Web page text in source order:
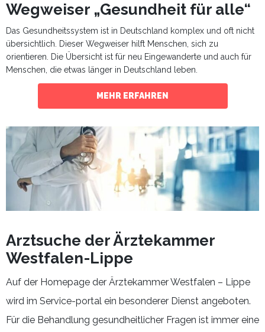
Wegweiser „Gesundheit für alle“
Das Gesundheitssystem ist in Deutschland komplex und oft nicht
übersichtlich. Dieser Wegweiser hilft Menschen, sich zu
orientieren. Die Übersicht ist für neu Eingewanderte und auch für
Menschen, die etwas länger in Deutschland leben.
MEHR ERFAHREN
Arztsuche der Ärztekammer
Westfalen-Lippe
Auf der Homepage der Ärztekammer Westfalen – Lippe
wird im Service-portal ein besonderer Dienst angeboten.
Für die Behandlung gesundheitlicher Fragen ist immer eine